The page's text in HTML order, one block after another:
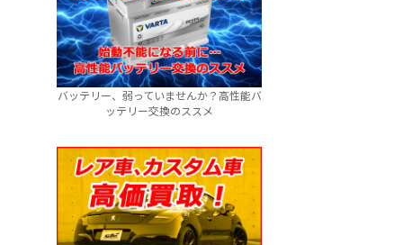
バッテリー、弱っていませんか？高性能バ
ッテリー交換のススメ